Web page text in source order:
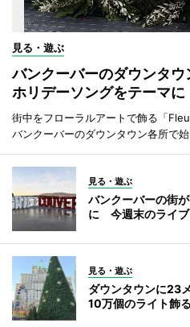
見る・遊ぶ
バンクーバーのダウンタ
ホリデーソングをテーマに
街中をフローラルアートで飾る「
バンクーバーのダウンタウン各所で始
見る・遊ぶ
バンクーバーの街
に 今週末のライブ
見る・遊ぶ
ダウンタウンに23
10万個のライト飾る